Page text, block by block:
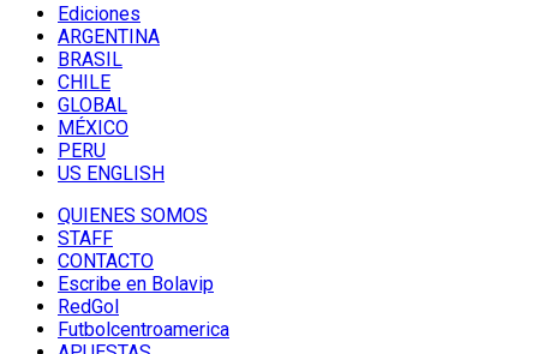
Ediciones
ARGENTINA
BRASIL
CHILE
GLOBAL
MÉXICO
PERU
US ENGLISH
QUIENES SOMOS
STAFF
CONTACTO
Escribe en Bolavip
RedGol
Futbolcentroamerica